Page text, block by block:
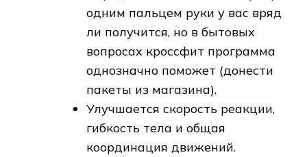
одним пальцем руки у вас вряд
ли получится, но в бытовых
вопросах кроссфит программа
однозначно поможет (донести
пакеты из магазина).
Улучшается скорость реакции,
гибкость тела и общая
координация движений.